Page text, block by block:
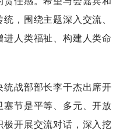
，围绕主题深入交流、
进人类福祉、构建人类命
战部部长李干杰出席开
节是平等、多元、开放
极开展交流对话，深入挖